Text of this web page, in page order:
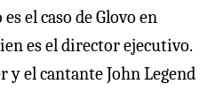
el caso de Glovo en
es el director ejecutivo.
y el cantante John Legend